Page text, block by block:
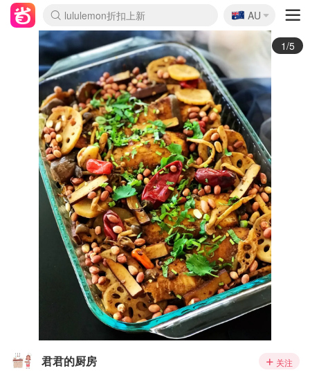
lululemon折扣上新
Sasa美妆护肤3.5折
SSENSE年中2.5折
FreshBeauty好价汇总
Cettire降价+叠9折
WWS Coles超市实拍
viagogo二手票捡漏
Myer超级周末
The Outnet奢牌1折起
David Jones 3折起
Flannels大牌1折
Perfumes Club护肤1折
AMIRO面罩$251
Amazon折扣汇总
eToro入金$200送$50
Amazon数码好物
ICONIC本周7.5折
ThedoubleF高奢地板价
Moose Knuckles 6折
丝芙兰5折起
EUFY摄像头$98
Selenichast首饰2折
Trip机票酒店促销
YSL送5件彩妆礼
Amazon家居好物
Amazon美妆护肤
雅漾大喷$8
过敏原检测盒$33
伊索独家赠50ml沐浴露
科颜氏高保湿面霜$29
SEALIFE海洋馆门票6折
丝塔芙大白罐$16
订阅Newsletter送香薰
Cult Beauty 6.8折
Harrods圣诞日历$525
LN-CC奢牌私促3折
d'Alba空姐喷雾$16
EVE LOM套装£56
Bernardelli独家4折
Adore Beauty 6折起
CT圣诞日历
Mytheresa奢品2.7折
Luxury Escapes 9折
Currentbody美容仪$881
MOON Garden Live
Roborock扫地机$649
Tingo Life水杯$24
Valentino官网5折
CR洗护套装$23
修丽可4件套$159
Myer彩妆2件7折
GANNI官网4.5折
Stylevana韩妆4折
Tessabit高奢8.5折
OGX洗发水$11
Amazon阿德莱德次日达
卡诗8.5折+赠礼
Philips Hue灯具8折
🇦🇺
AU
2/5
君君的厨房 关注